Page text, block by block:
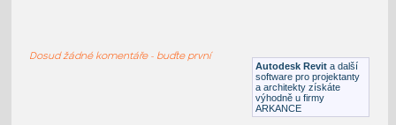
DWG
Tvary Autodesk Revit a další
software pro projektanty
a architekty získáte
výhodně u firmy
ARKANCE
Dosud žádné komentáře - buďte první